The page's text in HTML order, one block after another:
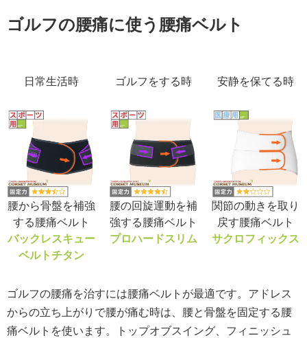
ゴルフの腰痛に使う腰痛ベルト
日常生活時
腰から骨盤を補強
する腰痛ベルト
バックレスキュー
ベルトチタン
ゴルフをする時
腰の回旋運動を補
強する腰痛ベルト
プロハードスリム
安静を保てる時
関節の動きを取り
戻す腰痛ベルト
サクロフィックス
ゴルフの腰痛を治すには腰痛ベルトが最適です。アドレス
からの立ち上がりで腰が痛む時は、腰と骨盤を固定する腰
痛ベルトを使います。トップオブスイング、フィニッシュ